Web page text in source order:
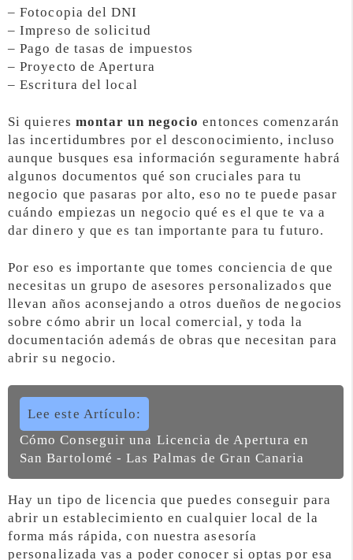
– Fotocopia del DNI
– Impreso de solicitud
– Pago de tasas de impuestos
– Proyecto de Apertura
– Escritura del local
Si quieres montar un negocio entonces comenzarán
las incertidumbres por el desconocimiento, incluso
aunque busques esa información seguramente habrá
algunos documentos qué son cruciales para tu
negocio que pasaras por alto, eso no te puede pasar
cuándo empiezas un negocio qué es el que te va a
dar dinero y que es tan importante para tu futuro.
Por eso es importante que tomes conciencia de que
necesitas un grupo de asesores personalizados que
llevan años aconsejando a otros dueños de negocios
sobre cómo abrir un local comercial, y toda la
documentación además de obras que necesitan para
abrir su negocio.
Lee este Artículo:
Cómo Conseguir una Licencia de Apertura en
San Bartolomé - Las Palmas de Gran Canaria
Hay un tipo de licencia que puedes conseguir para
abrir un establecimiento en cualquier local de la
forma más rápida, con nuestra asesoría
personalizada vas a poder conocer si optas por esa